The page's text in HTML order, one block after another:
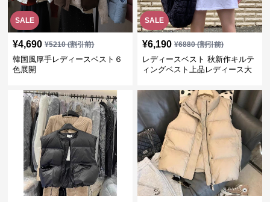
SALE
¥4,690 ¥5210(割引前)
韓国風厚手レディースベスト６
色展開
SALE
¥6,190 ¥6880(割引前)
レディースベスト 秋新作キルテ
ィングベスト上品レディース大